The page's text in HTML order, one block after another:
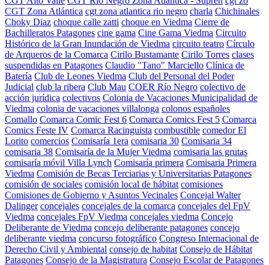
CGT Zona Atlántica cgt zona atlantica rio negro charla Chichinales
Choky Diaz choque calle zatti choque en Viedma Cierre de
Bachilleratos Patagones cine gama Cine Gama Viedma Circuito
Histórico de la Gran Inundación de Viedma circuito teatro Círculo
de Arqueros de la Comarca Cirilo Bustamante Cirilo Torres clases
suspendidas en Patagones Claudio "Tano" Marciello Clínica de
Batería Club de Leones Viedma Club del Personal del Poder
Judicial club la ribera Club Mau COER Río Negro colectivo de
acción jurídica colectivos Colonia de Vacaciones Municipalidad de
Viedma colonia de vacaciones villalonga colonos españoles
Comallo Comarca Comic Fest 6 Comarca Comics Fest 5 Comarca
Comics Feste IV Comarca Racinguista combustible comedor El
Lorito comercios Comisaría 1era comisaria 30 Comisaria 34
comisaria 38 Comisaría de la Mujer Viedma comisaria las grutas
comisaría móvil Villa Lynch Comisaría primera Comisaria Primera
Viedma Comisión de Becas Terciarias y Universitarias Patagones
comisión de sociales comisión local de hábitat comisiones
Comisiones de Gobierno y Asuntos Vecinales Concejal Walter
Dalinger concejales concejales de la comarca concejales del FpV
Viedma concejales FpV Viedma concejales viedma Concejo
Deliberante de Viedma concejo deliberante patagones concejo
deliberante viedma concurso fotográfico Congreso Internacional de
Derecho Civil y Ambiental consejo de habitat Consejo de Hábitat
Patagones Consejo de la Magistratura Consejo Escolar de Patagones